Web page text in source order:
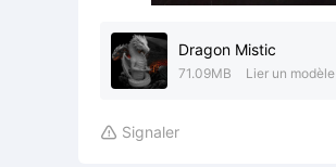
Dragon Mistic
71.09MB Lier un modèle
 Signaler